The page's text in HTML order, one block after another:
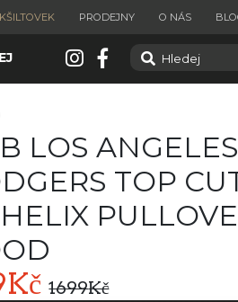
PRODEJNY O NÁS
LOS ANGELES
TOP
HELIX
Kč 1699Kč